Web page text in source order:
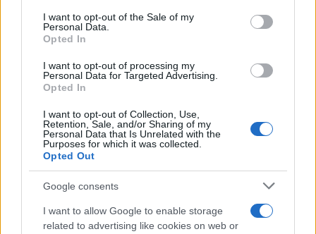
I want to opt-out of the Sale of my
Personal Data.
Opted In
I want to opt-out of processing my
Personal Data for Targeted Advertising.
Opted In
I want to opt-out of Collection, Use,
Retention, Sale, and/or Sharing of my
Personal Data that Is Unrelated with the
Purposes for which it was collected.
Opted Out
Google consents
I want to allow Google to enable storage
related to advertising like cookies on web or
alternativi, nonché dalla necessità di evitare che
sempre più case farmaceutiche smettessero di
perseguire la costosa ricerca di terapeutici per il
morbo.
La terapia consisterà in un’iniezione mensile di
Aducanumab, checosterà circa 56,000 dollari
all’anno. Il farmaco è ad oggi stato approvato
solamente negli Stati Uniti, nonostante Biogen
abbia avviato le pratiche anche nell’Unione
Europea, in Giappone, Brasile ed altri paesi.